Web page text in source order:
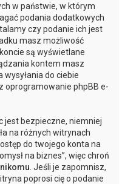
w państwie, w którym
podania dodatkowych
czy podanie ich jest
masz możliwość
są wyświetlane
kontem masz
wysyłania do ciebie
oprogramowanie phpBB e-
jest bezpieczne, niemniej
na różnych witrynach
do twojego konta na
na biznes”, więc chroń
nikomu . Jeśli je zapomnisz,
poprosi cię o podanie